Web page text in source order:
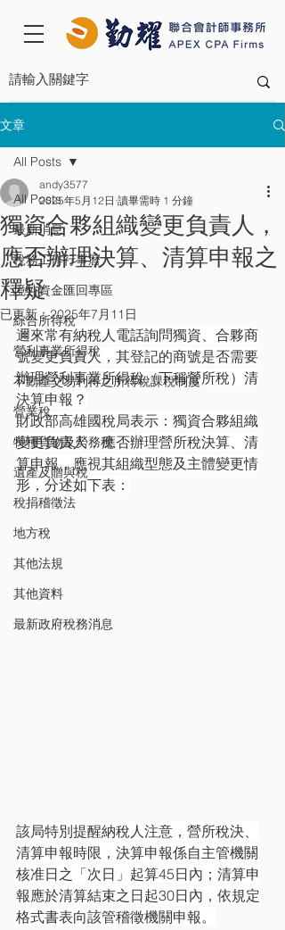
文章
All Posts
最新消息
稅務工作行事曆
境外資金匯回專區
綜合所得稅
營利事業所得稅
不動產交易利得之所得稅課稅制度
營業稅
特種貨物及勞務稅
遺產及贈與稅
稅捐稽徵法
地方稅
其他法規
其他資料
最新政府稅務消息
All Posts
獨資合夥組織變更負責人，
應否辦理決算、清算申報之
釋疑
andy3577
2025年5月12日 讀畢需時 1 分鐘
已更新：2025年7月11日
邇來常有納稅人電話詢問獨資、合夥商
號變更負責人，其登記的商號是否需要
辦理營利事業所得稅（下稱營所稅）清
決算申報？
財政部高雄國稅局表示：獨資合夥組織
變更負責人，應否辦理營所稅決算、清
算申報，應視其組織型態及主體變更情
形，分述如下表：
該局特別提醒納稅人注意，營所稅決、
清算申報時限，決算申報係自主管機關
核准日之「次日」起算45日內；清算申
報應於清算結束之日起30日內，依規定
格式書表向該管稽徵機關申報。